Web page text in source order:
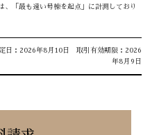
「最も遠い号棟を起点」に計測しており
日：2026年8月10日 取引有効期限：2026
年8月9日